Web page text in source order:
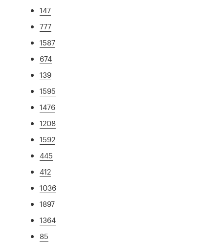
147
777
1587
674
139
1595
1476
1208
1592
445
412
1036
1897
1364
85